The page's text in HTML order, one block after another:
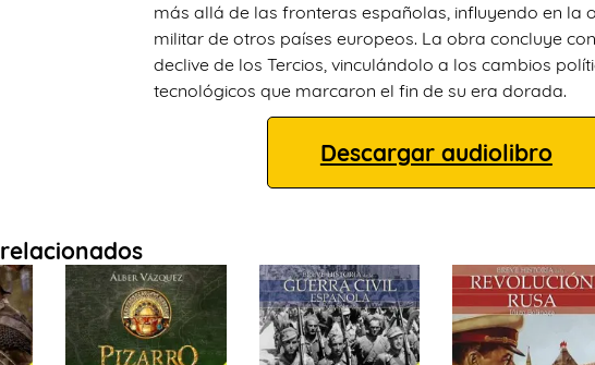
más allá de las fronteras españolas, influyendo en la
militar de otros países europeos. La obra concluye
declive de los Tercios, vinculándolo a los cambios
tecnológicos que marcaron el fin de su era dorada.
Descargar audiolibro